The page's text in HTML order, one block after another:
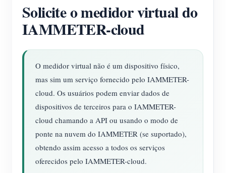
Solicite o medidor virtual do
IAMMETER-cloud
O medidor virtual não é um dispositivo físico,
mas sim um serviço fornecido pelo IAMMETER-
cloud. Os usuários podem enviar dados de
dispositivos de terceiros para o IAMMETER-
cloud chamando a API ou usando o modo de
ponte na nuvem do IAMMETER (se suportado),
obtendo assim acesso a todos os serviços
oferecidos pelo IAMMETER-cloud.